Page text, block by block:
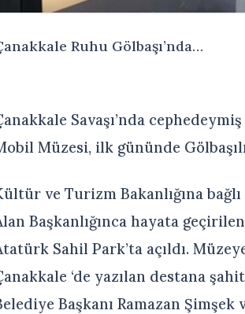
Ruhu Gölbaşı’nda…
Savaşı’nda
Müzesi, ilk gününde
ve Turizm Bakanlığına
Başkanlığınca hayata
Sahil Park’ta açıldı.
‘de yazılan destana
Başkanı Ramazan